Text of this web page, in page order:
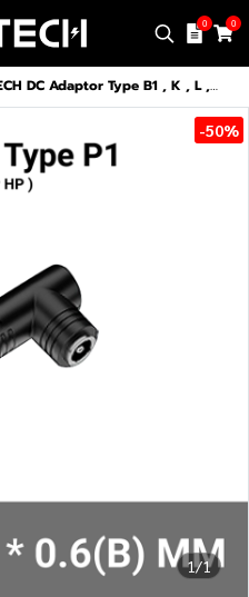
0 0
Adaptor Type B1 , K , L , P1 อะแดปเตอร์ต่อเข้ากับ Notebook
1/1
-50%